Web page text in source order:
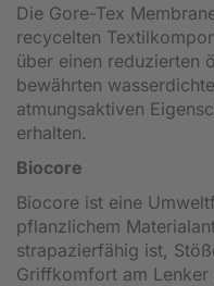
Die Gore-Tex
recycelten
über einen reduzierten
bewährten
atmungsaktiven
erhalten.
Biocore
Biocore ist eine
pflanzlichem
strapazierfähig ist,
Griffkomfort am Lenker